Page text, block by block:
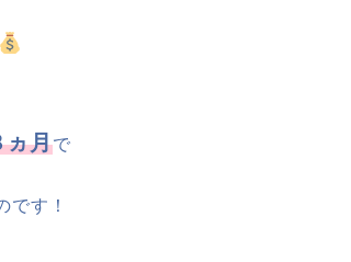
ヵ月で
です！